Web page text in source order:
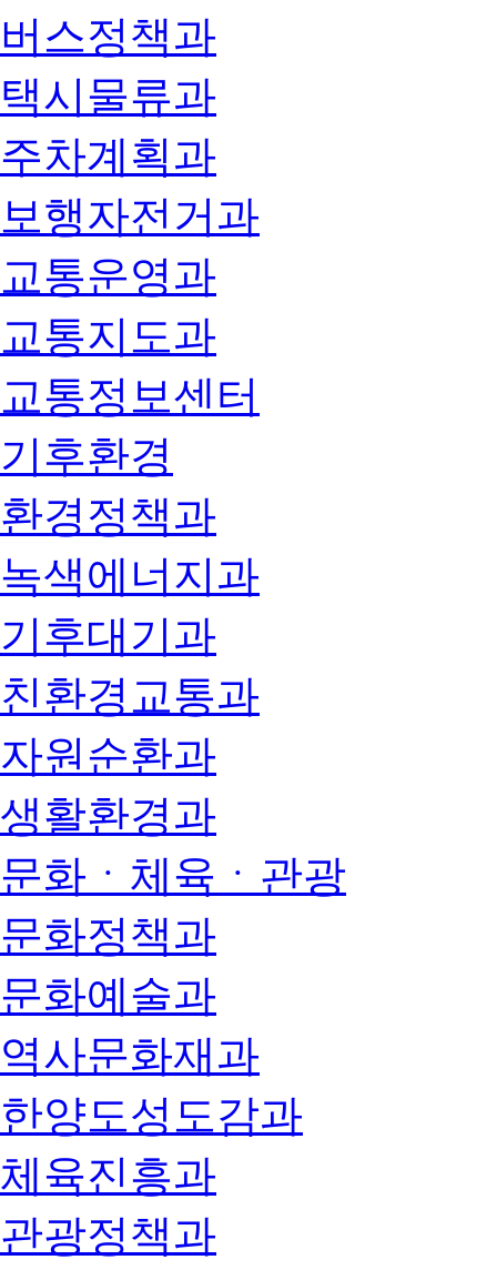
버스정책과
택시물류과
주차계획과
보행자전거과
교통운영과
교통지도과
교통정보센터
기후환경
환경정책과
녹색에너지과
기후대기과
친환경교통과
자원순환과
생활환경과
문화ㆍ체육ㆍ관광
문화정책과
문화예술과
역사문화재과
한양도성도감과
체육진흥과
관광정책과